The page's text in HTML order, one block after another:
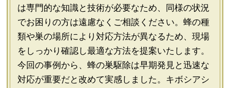
は専門的な知識と技術が必要なため、同様の状況
でお困りの方は遠慮なくご相談ください。蜂の種
類や巣の場所により対応方法が異なるため、現場
をしっかり確認し最適な方法を提案いたします。
今回の事例から、蜂の巣駆除は早期発見と迅速な
対応が重要だと改めて実感しました。キボシアシ